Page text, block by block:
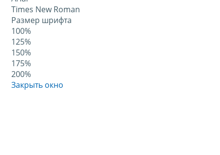
Times New Roman
Размер шрифта
100%
125%
150%
175%
200%
Закрыть окно